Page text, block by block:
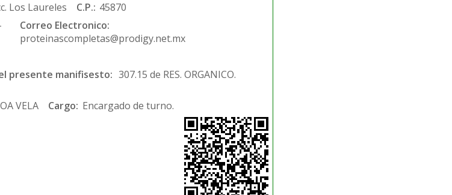
Los Laureles C.P.: 45870
Correo Electronico:
proteinascompletas@prodigy.net.mx
presente manifisesto: 307.15 de RES. ORGANICO.
VELA Cargo: Encargado de turno.